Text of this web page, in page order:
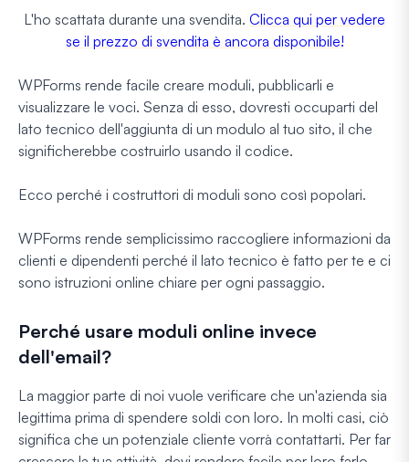
L'ho scattata durante una svendita. Clicca qui per vedere
se il prezzo di svendita è ancora disponibile!
WPForms rende facile creare moduli, pubblicarli e
visualizzare le voci. Senza di esso, dovresti occuparti del
lato tecnico dell'aggiunta di un modulo al tuo sito, il che
significherebbe costruirlo usando il codice.
Ecco perché i costruttori di moduli sono così popolari.
WPForms rende semplicissimo raccogliere informazioni da
clienti e dipendenti perché il lato tecnico è fatto per te e ci
sono istruzioni online chiare per ogni passaggio.
Perché usare moduli online invece
dell'email?
La maggior parte di noi vuole verificare che un'azienda sia
legittima prima di spendere soldi con loro. In molti casi, ciò
significa che un potenziale cliente vorrà contattarti. Per far